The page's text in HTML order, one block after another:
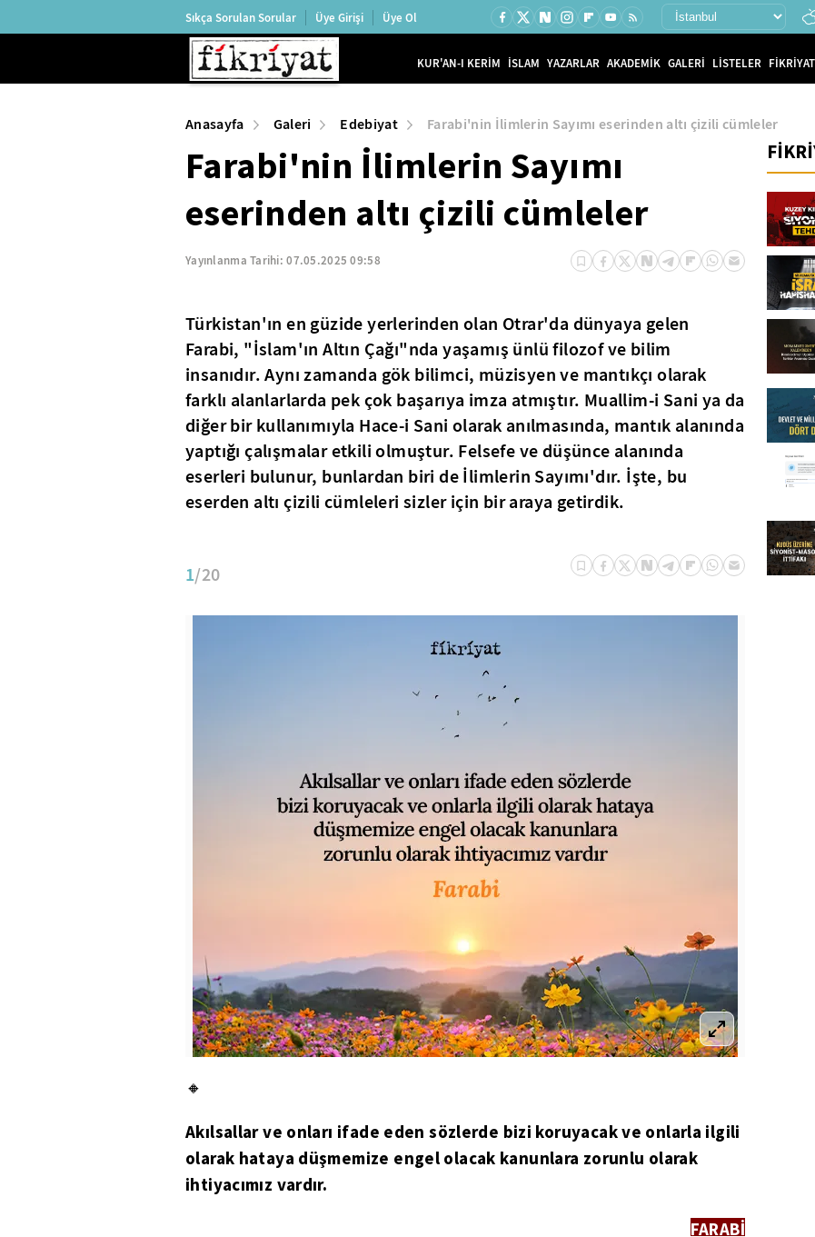
Sıkça Sorulan Sorular Üye Girişi Üye Ol
KUR'AN-I KERİM İSLAM YAZARLAR AKADEMİK GALERİ LİSTELER
Anasayfa Galeri Edebiyat Farabi'nin İlimlerin Sayımı eserinden altı çizili cümleler
Farabi'nin İlimlerin Sayımı
eserinden altı çizili cümleler
Yayınlanma Tarihi:07.05.2025 09:58
Türkistan'ın en güzide yerlerinden olan Otrar'da dünyaya gelen
Farabi, "İslam'ın Altın Çağı"nda yaşamış ünlü filozof ve bilim
insanıdır. Aynı zamanda gök bilimci, müzisyen ve mantıkçı olarak
farklı alanlarlarda pek çok başarıya imza atmıştır. Muallim-i Sani ya da
diğer bir kullanımıyla Hace-i Sani olarak anılmasında, mantık alanında
yaptığı çalışmalar etkili olmuştur. Felsefe ve düşünce alanında
eserleri bulunur, bunlardan biri de İlimlerin Sayımı'dır. İşte, bu
eserden altı çizili cümleleri sizler için bir araya getirdik.
1/20
🔸
Akılsallar ve onları ifade eden sözlerde bizi koruyacak ve onlarla ilgili
olarak hataya düşmemize engel olacak kanunlara zorunlu olarak
ihtiyacımız vardır.
FARABİ